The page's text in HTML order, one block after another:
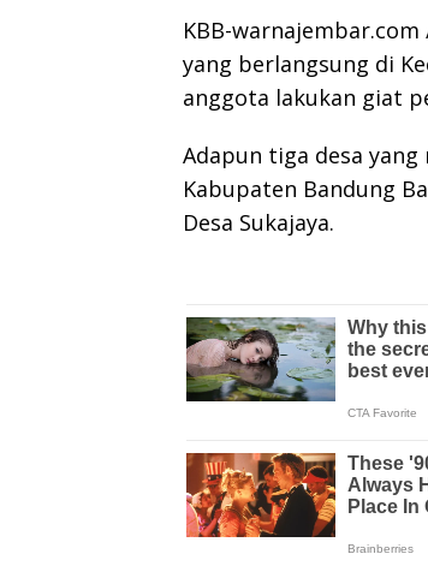
KBB-warnajembar.com
yang berlangsung di
anggota lakukan giat
Adapun tiga desa yang
Kabupaten Bandung
Desa Sukajaya.